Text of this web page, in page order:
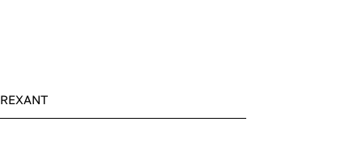
REXANT